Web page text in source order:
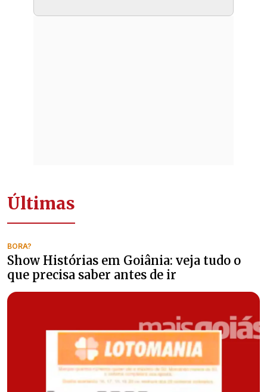
Últimas
BORA?
Show Histórias em Goiânia: veja tudo o
que precisa saber antes de ir